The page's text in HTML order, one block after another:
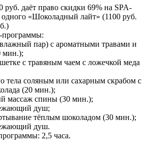
даёт право скидки 69% на SPA-
«Шоколадный лайт» (1100 руб.
программы:
пар) с ароматными травами и
мин.);
с травяным чаем с ложечкой меда
тела соляным или сахарным скрабом с
(20 мин.);
массаж спины (30 мин.);
душ;
тёплым шоколадом (30 мин.);
душ.
2,5 часа.